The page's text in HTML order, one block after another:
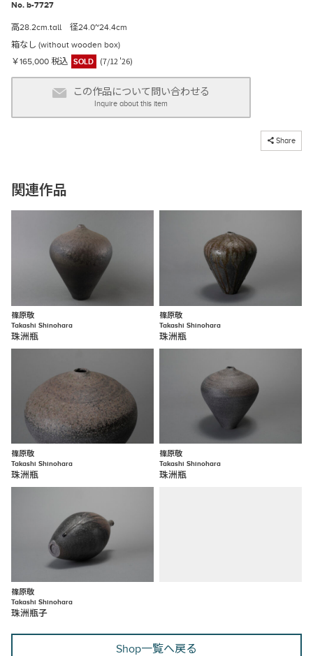
No. b-7727
高28.2cm.tall 径24.0~24.4cm
箱なし (without wooden box)
￥165,000 税込
SOLD (7/12 '26)
この作品について問い合わせる
Inquire about this item
Share
コピーしました
関連作品
篠原敬
Takashi Shinohara
珠洲瓶
篠原敬
Takashi Shinohara
珠洲瓶
篠原敬
Takashi Shinohara
珠洲瓶
篠原敬
Takashi Shinohara
珠洲瓶
篠原敬
Takashi Shinohara
珠洲瓶子
Shop一覧へ戻る